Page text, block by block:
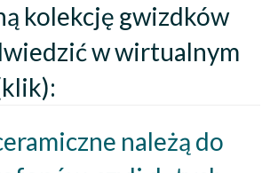
kolekcję gwizdków
w wirtualnym
należą do